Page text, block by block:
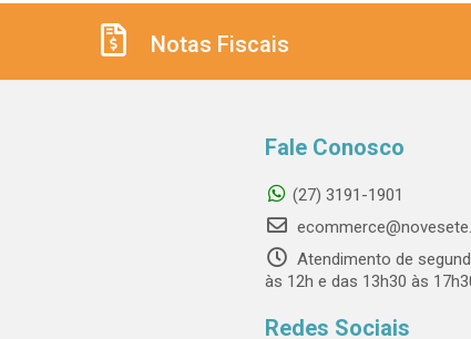
Notas Fiscais
Fale Conosco
(27) 3191-1901
Atendimento de
às 12h e das 13h30 às
Redes Sociais